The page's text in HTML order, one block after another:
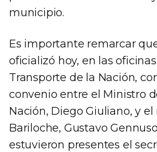
municipio.
Es importante remarcar
oficializó hoy, en las
Transporte de la Nación,
convenio entre el Ministro
Nación, Diego Giuliano, y
Bariloche, Gustavo
estuvieron presentes el